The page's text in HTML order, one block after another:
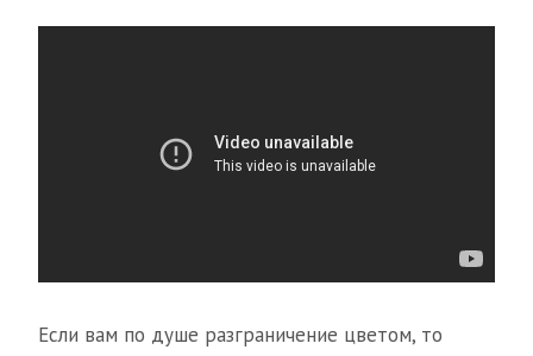
Если вам по душе разграничение цветом, то